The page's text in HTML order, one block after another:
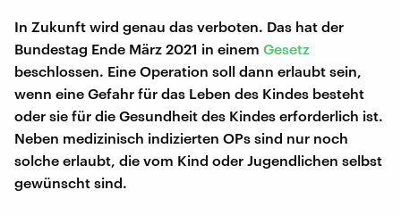
In Zukunft wird genau das verboten. Das hat der
Bundestag Ende März 2021 in einem Gesetz
beschlossen. Eine Operation soll dann erlaubt sein,
wenn eine Gefahr für das Leben des Kindes besteht
oder sie für die Gesundheit des Kindes erforderlich ist.
Neben medizinisch indizierten OPs sind nur noch
solche erlaubt, die vom Kind oder Jugendlichen selbst
gewünscht sind.